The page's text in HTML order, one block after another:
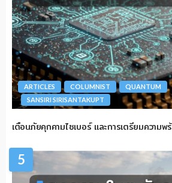
ARTICLES COLUMNIST
QUANTUM
SANSIRI SIRISANTAKUPT
เตือนภัยคุกคามไซเบอร์ และการเตรียมความ
5